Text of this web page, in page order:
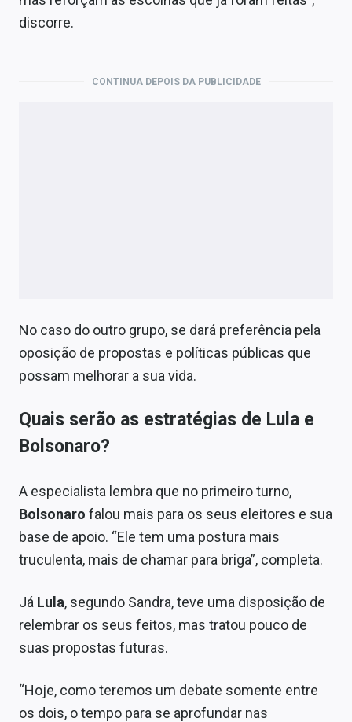
discorre.
CONTINUA DEPOIS DA PUBLICIDADE
No caso do outro grupo, se dará preferência pela
oposição de propostas e políticas públicas que
possam melhorar a sua vida.
Quais serão as estratégias de Lula e
Bolsonaro?
A especialista lembra que no primeiro turno,
Bolsonaro falou mais para os seus eleitores e sua
base de apoio. “Ele tem uma postura mais
truculenta, mais de chamar para briga”, completa.
Já Lula, segundo Sandra, teve uma disposição de
relembrar os seus feitos, mas tratou pouco de
suas propostas futuras.
“Hoje, como teremos um debate somente entre
os dois, o tempo para se aprofundar nas